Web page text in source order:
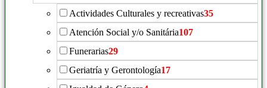
Actividades Culturales y recreativas35
Atención Social y/o Sanitária107
Funerarias29
Geriatría y Gerontología17